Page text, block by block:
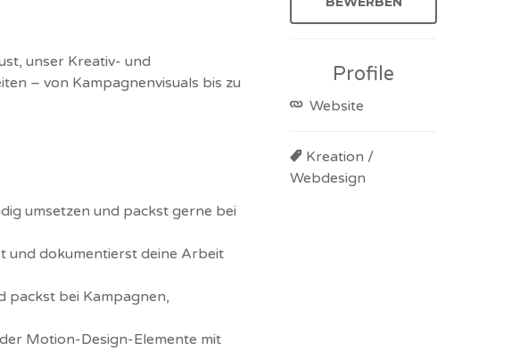
unser Kreativ- und
– von Kampagnenvisuals bis zu
umsetzen und packst gerne bei
und dokumentierst deine Arbeit
packst bei Kampagnen,
Motion-Design-Elemente mit
Profile
Website
Kreation /
Webdesign